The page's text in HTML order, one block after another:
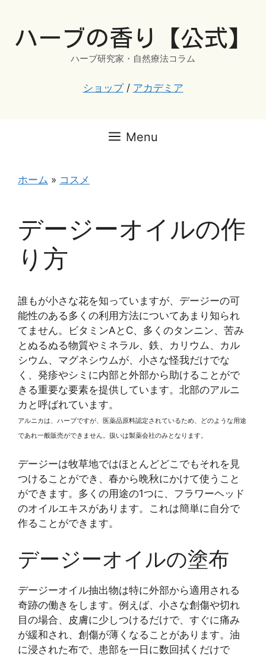
ハーブの香り【公式】
ハーブ研究家・自然療法コラム
ショップ/ アカデミア
Menu
ホーム » コスメ
デージーオイルの作
り方
誰もが小さな花を知っていますが、デージーの可
能性のある多くの利用方法についてあまり知られ
てません。ビタミンAとC、多くのタンニン、苦み
とぬるぬる物質やミネラル、鉄、カリウム、カル
シウム、マグネシウムが、小さな怪我だけでな
く、発疹やシミに内部と外部から助けることがで
きる重要な要素を提供しています。北部のアルニ
カと呼ばれています。
アルニカは、ハーブですが、医薬品原料認定されているため、どのような用途
であれ一般販売ができません。扱いは製薬会社のみとなります。
デージーは牧草地ではほとんどどこでもそれを見
つけることができ、春から晩秋にかけて使うこと
ができます。多くの用途の1つに、フラワーヘッド
のオイルエキスがあります。これは簡単に自分で
作ることができます。
デージーオイルの塗布
デージーオイル抽出物は特に外部から適用される
奇跡の働きをします。例えば、小さな創傷や切れ
目の場合、皮膚に少しつけるだけで、すぐに痛み
が緩和され、創傷が薄くなることがあります。油
に浸された布で、患部を一日に数回拭くだけで